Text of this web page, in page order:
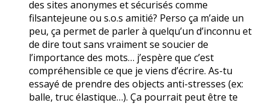
des sites anonymes et sécurisés comme
filsantejeune ou s.o.s amitié? Perso ça m’aide un
peu, ça permet de parler à quelqu’un d’inconnu et
de dire tout sans vraiment se soucier de
l’importance des mots… j’espère que c’est
compréhensible ce que je viens d’écrire. As-tu
essayé de prendre des objects anti-stresses (ex:
balle, truc élastique…). Ça pourrait peut être te